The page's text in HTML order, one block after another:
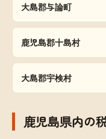
大島郡与論町
鹿児島郡十島村
大島郡宇検村
鹿児島県内の